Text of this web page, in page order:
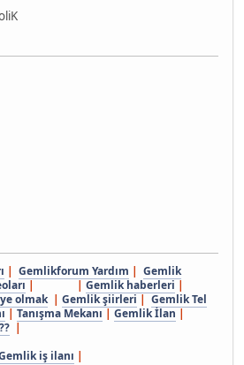
| Gemlikforum Yardım | Gemlik
| | Gemlik haberleri |
olmak| Gemlik şiirleri | Gemlik Tel
| Tanışma Mekanı | Gemlik İlan |
|
iş ilanı |